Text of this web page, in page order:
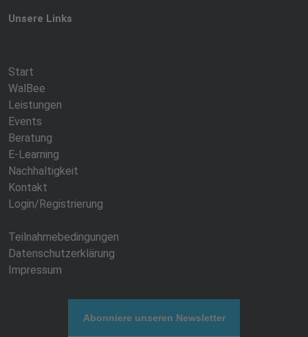
Unsere Links
Start
WalBee
Leistungen
Events
Beratung
E-Learning
Nachhaltigkeit
Kontakt
Login/Registrierung
Teilnahmebedingungen
Datenschutzerklärung
Impressum
Abonniere unseren Newsletter